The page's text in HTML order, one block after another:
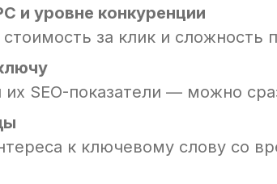
и уровне конкуренции
за клик и сложность
SEO-показатели — можно
к ключевому слову со